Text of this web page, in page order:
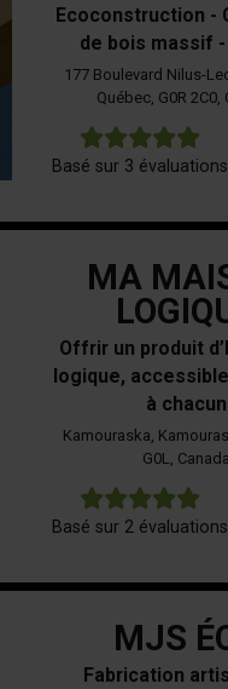
Ecoconstruction -
de bois massif
177 Boulevard Nilus-
Québec, G0R 2C0,
Basé sur 3 évaluations
MA
Offrir un produit
logique,
à chacun
Kamouraska,
G0L, Canada
Basé sur 2 évaluations
MJS
Fabrication